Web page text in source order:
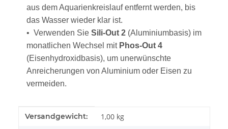
aus dem Aquarienkreislauf entfernt werden, bis
das Wasser wieder klar ist.
• Verwenden Sie Sili-Out 2 (Aluminiumbasis) im
monatlichen Wechsel mit Phos-Out 4
(Eisenhydroxidbasis), um unerwünschte
Anreicherungen von Aluminium oder Eisen zu
vermeiden.
Produkteigenschaft
Wert
Versandgewicht: 1,00 kg